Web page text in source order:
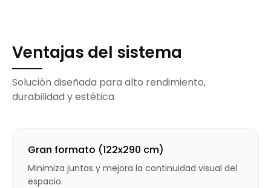
Ventajas del sistema
Solución diseñada para alto rendimiento,
durabilidad y estética
Gran formato (122x290 cm)
Minimiza juntas y mejora la continuidad visual del
espacio.